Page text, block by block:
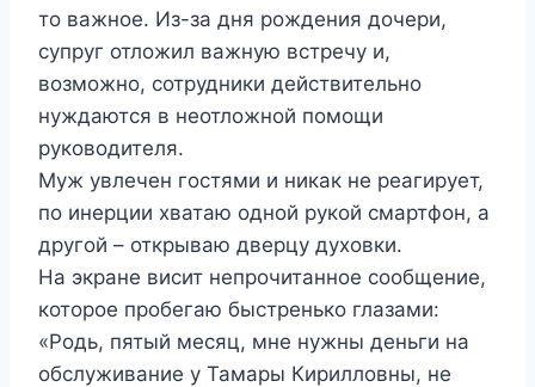
то важное. Из-за дня рождения дочери,
супруг отложил важную встречу и,
возможно, сотрудники действительно
нуждаются в неотложной помощи
руководителя.
Муж увлечен гостями и никак не реагирует,
по инерции хватаю одной рукой смартфон, а
другой – открываю дверцу духовки.
На экране висит непрочитанное сообщение,
которое пробегаю быстренько глазами:
«Родь, пятый месяц, мне нужны деньги на
обслуживание у Тамары Кирилловны, не